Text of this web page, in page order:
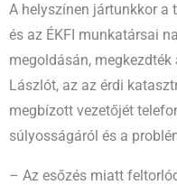
A helyszínen jártunkkor a
és az ÉKFI munkatársai
megoldásán,
Lászlót, az az érdi
megbízott vezetőjét
súlyosságáról és a
– Az esőzés miatt